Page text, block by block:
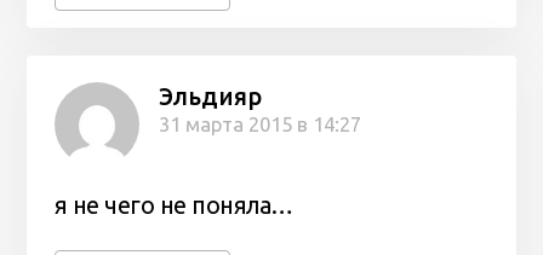
Эльдияр
31 марта 2015 в 14:27
я не чего не поняла…